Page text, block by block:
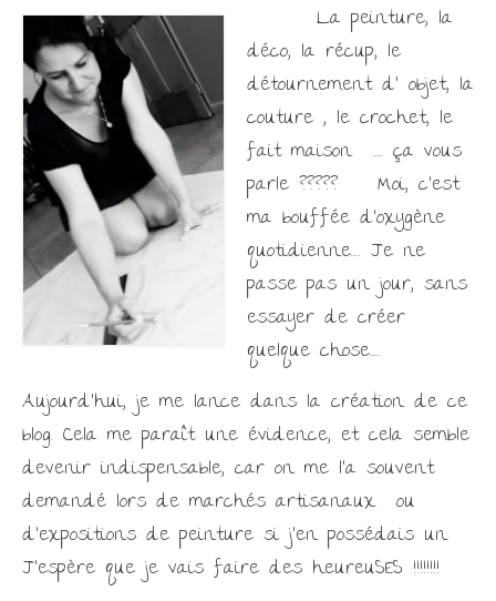
A propos
Boutique
Les Créations
Mon compte
Expo
La peinture, la
déco, la récup, le
détournement d’ objet, la
couture , le crochet, le
fait maison …… ça vous
parle ????? Moi, c’est
ma bouffée d’oxygène
quotidienne….. Je ne
passe pas un jour, sans
essayer de créer
quelque chose……
Aujourd’hui, je me lance dans la création de ce
blog. Cela me paraît une évidence, et cela semble
devenir indispensable, car on me l’a souvent
demandé lors de marchés artisanaux ou
d’expositions de peinture si j’en possédais un.
J’espère que je vais faire des heureuSES !!!!!!!!